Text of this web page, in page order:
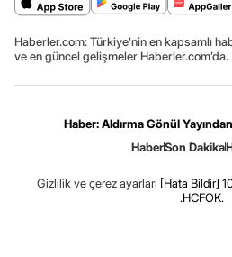
Haberler.com: Türkiye’nin en kapsamlı
ve en güncel gelişmeler Haberler.com’da.
Haber: Aldırma Gönül
HaberSon Dakika
Gizlilik ve çerez ayarları [Hata Bildir]
.HCFOK.